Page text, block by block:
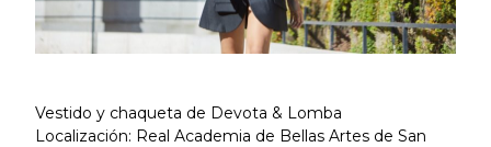
Vestido y chaqueta de Devota & Lomba
Localización: Real Academia de Bellas Artes de San